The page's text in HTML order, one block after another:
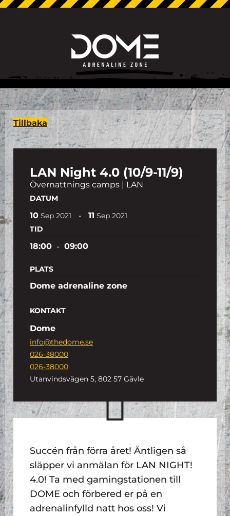
Tillbaka
LAN Night 4.0 (10/9-11/9)
Övernattnings camps | LAN
DATUM
10 Sep 2021 - 11 Sep 2021
TID
18:00 - 09:00
PLATS
Dome adrenaline zone
KONTAKT
Dome
info@thedome.se
026-38000
026-38000
Utanvindsvägen 5, 802 57 Gävle
Succén från förra året! Äntligen så
släpper vi anmälan för LAN NIGHT!
4.0! Ta med gamingstationen till
DOME och förbered er på en
adrenalinfylld natt hos oss! Vi